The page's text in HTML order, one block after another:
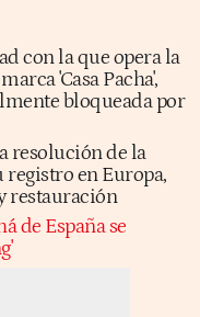
con la que opera la
'Casa Pacha',
bloqueada por
resolución de la
en Europa,
restauración
de España se